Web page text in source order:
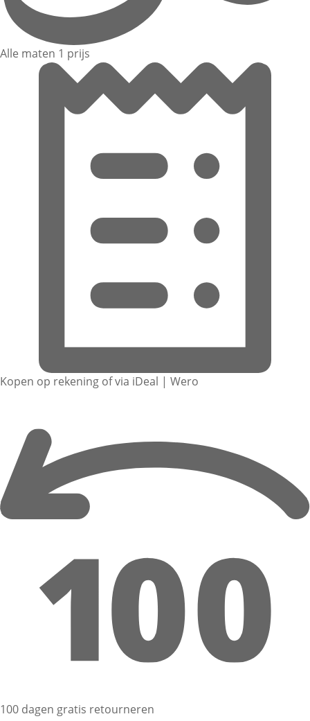
Alle maten 1 prijs
Kopen op rekening of via iDeal | Wero
100 dagen gratis retourneren